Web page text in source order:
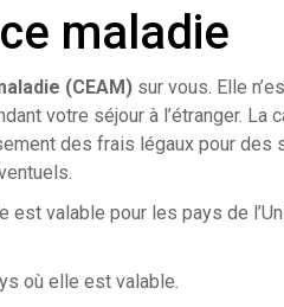
maladie
(CEAM) sur vous. Elle
votre séjour à l’étranger. La
des frais légaux pour des
valable pour les pays de
où elle est valable.